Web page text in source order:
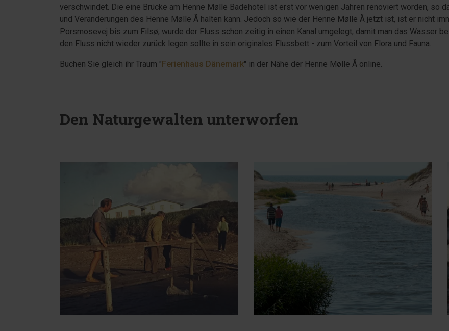
verschwindet. Die eine Brücke am Henne Mølle Badehotel ist erst vor wenigen Jahren renoviert worden, so
und Veränderungen des Henne Mølle Å halten kann. Jedoch so wie der Henne Mølle Å jetzt ist, ist er nicht
Porsmosevej bis zum Filsø, wurde der Fluss schon zeitig in einen Kanal umgelegt, damit man das Wasser
den Fluss nicht wieder zurück legen sollte in sein originales Flussbett - zum Vorteil von Flora und Fauna.
Buchen Sie gleich ihr Traum "Ferienhaus Dänemark" in der Nähe der Henne Mølle Å online.
Den Naturgewalten unterworfen